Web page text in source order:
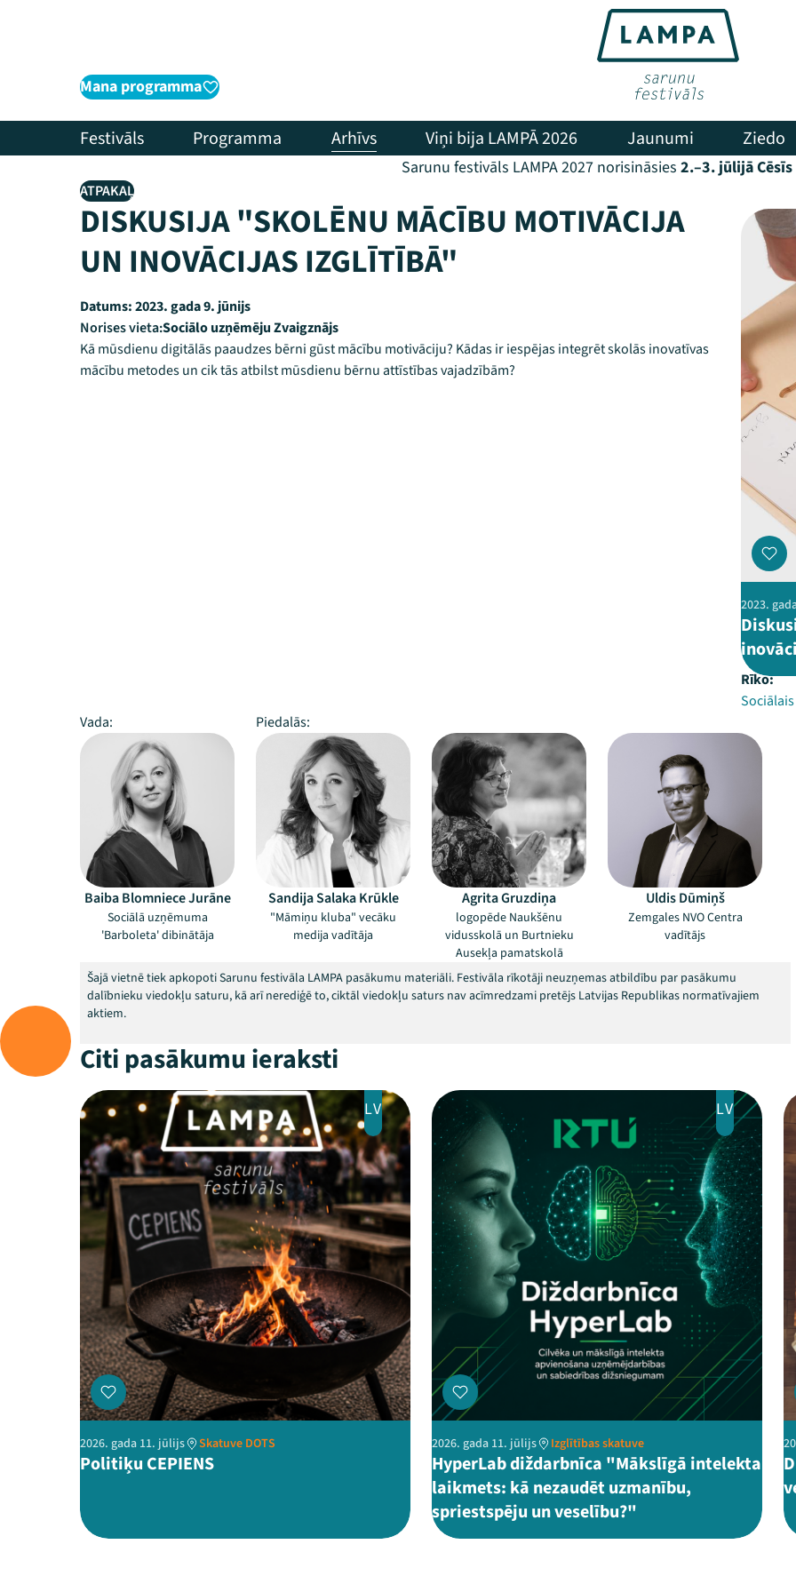
Mana programma
Festivāls Programma Arhīvs Viņi bija LAMPĀ 2026 Jaunumi Ziedo
Sarunu festivāls LAMPA 2027 norisināsies 2.–3. jūlijā Cēsīs
ATPAKAĻ
DISKUSIJA "SKOLĒNU MĀCĪBU MOTIVĀCIJA
UN INOVĀCIJAS IZGLĪTĪBĀ"
Datums:2023. gada 9. jūnijs
Norises vieta:Sociālo uzņēmēju Zvaigznājs
Kā mūsdienu digitālās paaudzes bērni gūst mācību motivāciju? Kādas ir iespējas integrēt skolās inovatīvas
mācību metodes un cik tās atbilst mūsdienu bērnu attīstības vajadzībām?
2023.
Rīko:
Vada:
Piedalās:
Baiba Blomniece Jurāne
Sociālā uzņēmuma
'Barboleta' dibinātāja
Sandija Salaka Krūkle
"Māmiņu kluba" vecāku
medija vadītāja
Agrita Gruzdiņa
logopēde Naukšēnu
vidusskolā un Burtnieku
Ausekļa pamatskolā
Uldis Dūmiņš
Zemgales NVO Centra
vadītājs
Šajā vietnē tiek apkopoti Sarunu festivāla LAMPA pasākumu materiāli. Festivāla rīkotāji neuzņemas atbildību par pasākumu
dalībnieku viedokļu saturu, kā arī nerediģē to, ciktāl viedokļu saturs nav acīmredzami pretējs Latvijas Republikas normatīvajiem
aktiem.
Citi pasākumu ieraksti
LV
2026. gada 11. jūlijs Skatuve DOTS
Politiķu CEPIENS
LV
2026. gada 11. jūlijs Izglītības skatuve
HyperLab diždarbnīca "Mākslīgā intelekta
laikmets: kā nezaudēt uzmanību,
spriestspēju un veselību?"